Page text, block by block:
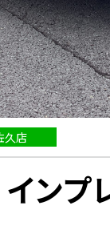
久店
ンプ